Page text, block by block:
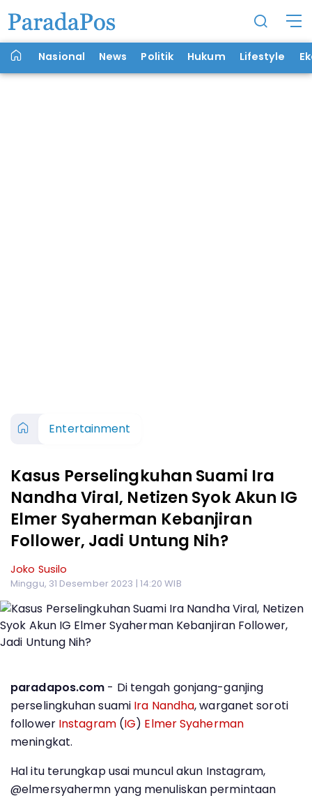
Nasional News Politik Hukum Lifestyle
Entertainment
Kasus Perselingkuhan Suami Ira
Nandha Viral, Netizen Syok Akun IG
Elmer Syaherman Kebanjiran
Follower, Jadi Untung Nih?
Joko Susilo
Minggu, 31 Desember 2023 | 14:20 WIB
paradapos.com - Di tengah gonjang-ganjing
perselingkuhan suami Ira Nandha, warganet soroti
follower Instagram(IG) Elmer Syaherman
meningkat.
Hal itu terungkap usai muncul akun Instagram,
@elmersyahermn yang menuliskan permintaan